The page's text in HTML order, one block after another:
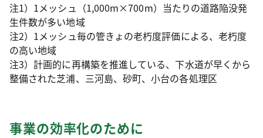
注1）1メッシュ（1,000m×700m）当たりの道路陥没発
生件数が多い地域
注2）1メッシュ毎の管きょの老朽度評価による、老朽度
の高い地域
注3）計画的に再構築を推進している、下水道が早くから
整備された芝浦、三河島、砂町、小台の各処理区
事業の効率化のために